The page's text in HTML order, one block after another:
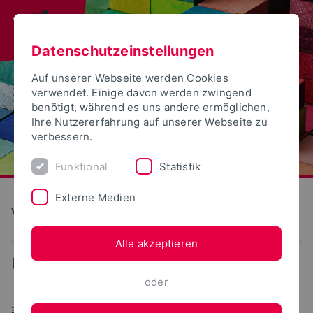
Vielfalt und Inklusion
... News
30.06.2025
Datenschutzeinstellungen
Auf unserer Webseite werden Cookies
verwendet. Einige davon werden zwingend
benötigt, während es uns andere ermöglichen,
Ihre Nutzererfahrung auf unserer Webseite zu
verbessern.
Funktional Statistik
Externe Medien
Alle akzeptieren
oder